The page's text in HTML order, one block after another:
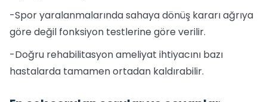
-Spor yaralanmalarında sahaya dönüş kararı ağrıya
göre değil fonksiyon testlerine göre verilir.
-Doğru rehabilitasyon ameliyat ihtiyacını bazı
hastalarda tamamen ortadan kaldırabilir.